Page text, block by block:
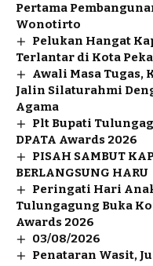
Pertama
Wonotirto
Pelukan Hangat
Terlantar di Kota
Awali Masa Tugas,
Jalin Silaturahmi
Agama
Plt Bupati
DPATA Awards 2026
PISAH SAMBUT
BERLANGSUNG HARU
Peringati Hari
Tulungagung Buka
Awards 2026
03/08/2026
Penataran Wasit,